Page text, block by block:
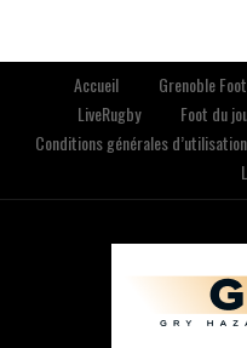
Accueil Grenoble
LiveRugby
Foot du
Conditions générales